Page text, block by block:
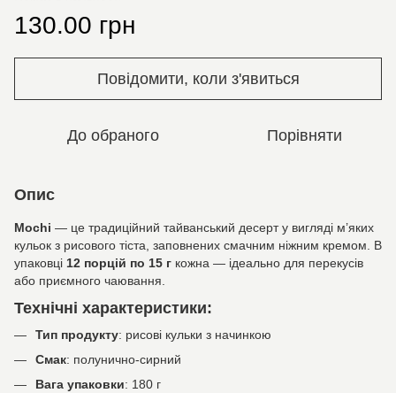
130.00 грн
Повідомити, коли з'явиться
До обраного Порівняти
Опис
Mochi — це традиційний тайванський десерт у вигляді м’яких
кульок з рисового тіста, заповнених смачним ніжним кремом. В
упаковці 12 порцій по 15 г кожна — ідеально для перекусів
або приємного чаювання.
Технічні характеристики:
Тип продукту: рисові кульки з начинкою
Смак: полунично-сирний
Вага упаковки: 180 г